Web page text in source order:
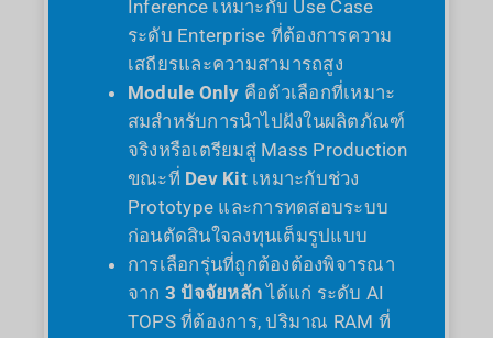
Inference เหมาะกับ Use Case
ระดับ Enterprise ที่ต้องการความ
เสถียรและความสามารถสูง
Module Only คือตัวเลือกที่เหมาะ
สมสำหรับการนำไปฝังในผลิตภัณฑ์
จริงหรือเตรียมสู่ Mass Production
ขณะที่ Dev Kitเหมาะกับช่วง
Prototype และการทดสอบระบบ
ก่อนตัดสินใจลงทุนเต็มรูปแบบ
การเลือกรุ่นที่ถูกต้องต้องพิจารณา
จาก 3 ปัจจัยหลักได้แก่ ระดับ AI
TOPS ที่ต้องการ, ปริมาณ RAM ที่